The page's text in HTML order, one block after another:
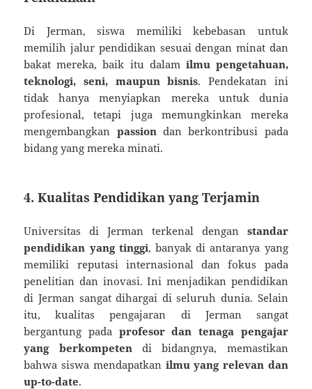
Di Jerman, siswa memiliki kebebasan untuk
memilih jalur pendidikan sesuai dengan minat dan
bakat mereka, baik itu dalam ilmu pengetahuan,
teknologi, seni, maupun bisnis. Pendekatan ini
tidak hanya menyiapkan mereka untuk dunia
profesional, tetapi juga memungkinkan mereka
mengembangkan passion dan berkontribusi pada
bidang yang mereka minati.
4.Kualitas Pendidikan yang Terjamin
Universitas di Jerman terkenal dengan standar
pendidikan yang tinggi, banyak di antaranya yang
memiliki reputasi internasional dan fokus pada
penelitian dan inovasi. Ini menjadikan pendidikan
di Jerman sangat dihargai di seluruh dunia. Selain
itu, kualitas pengajaran di Jerman sangat
bergantung pada profesor dan tenaga pengajar
yang berkompeten di bidangnya, memastikan
bahwa siswa mendapatkan ilmu yang relevan dan
up-to-date.